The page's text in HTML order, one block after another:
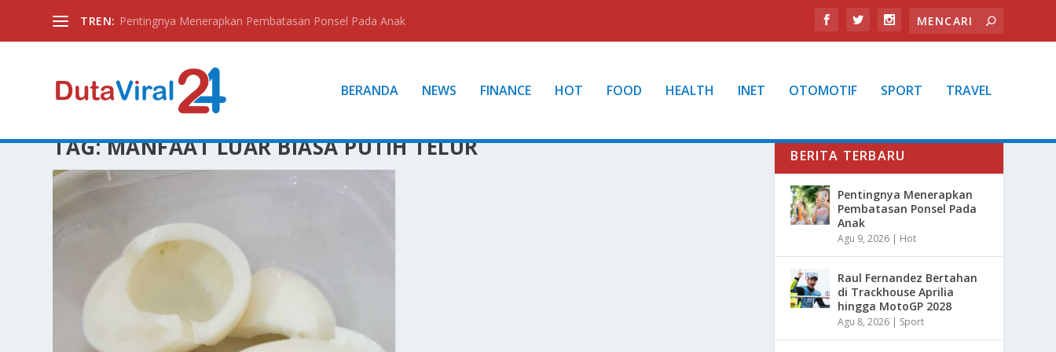
TREN: Pentingnya Menerapkan Pembatasan Ponsel Pada Anak
BERANDA NEWS FINANCE HOT FOOD HEALTH INET OTOMOTIF SPORT TRAVEL
TAG:MANFAAT LUAR BIASA PUTIH TELUR BERITA TERBARU
Pentingnya Menerapkan
Pembatasan Ponsel Pada
Anak
Agu 9, 2026 | Hot
Raul Fernandez Bertahan
di Trackhouse Aprilia
hingga MotoGP 2028
Agu 8, 2026 | Sport